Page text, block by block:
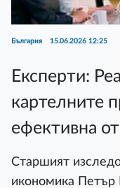
България 15.06.2026 12:25
Експерти:
картелните
ефективна
Старшият
икономика Петър